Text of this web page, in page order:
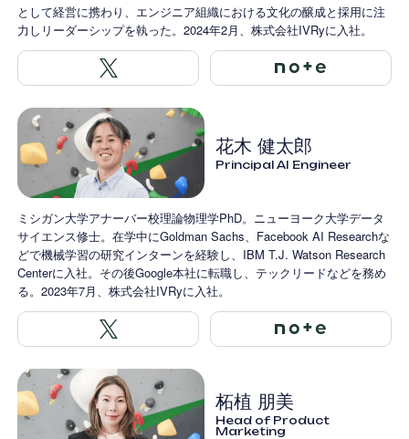
として経営に携わり、エンジニア組織における文化の醸成と採用に注
力しリーダーシップを執った。2024年2月、株式会社IVRyに入社。
花木 健太郎
Principal AI Engineer
ミシガン大学アナーバー校理論物理学PhD。ニューヨーク大学データ
サイエンス修士。在学中にGoldman Sachs、Facebook AI Researchな
どで機械学習の研究インターンを経験し、IBM T.J. Watson Research
Centerに入社。その後Google本社に転職し、テックリードなどを務め
る。2023年7月、株式会社IVRyに入社。
柘植 朋美
Head of Product
Marketing